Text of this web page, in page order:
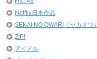
Netflix日本作品
SEKAI NO OWARI（セカオワ）
ZIP!
アイドル